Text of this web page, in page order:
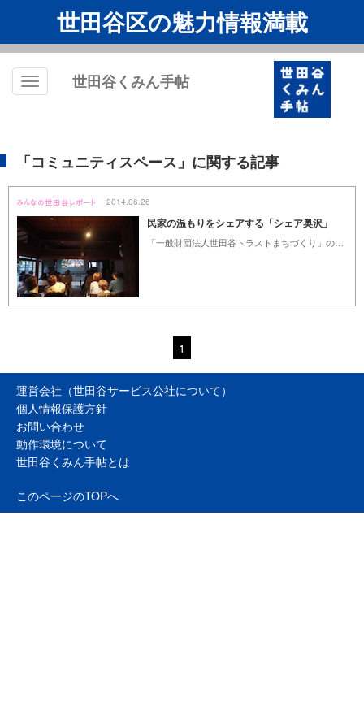
世田谷区の魅力情報満載
Toggle
世田谷くみん手帖
「コミュニティスペース」に関する記事
2014.06.26
民家の温もりをシェアする「シェア奥沢」
1
運営会社（世田谷サービス公社について）
個人情報保護方針
お問い合わせ
動作環境について
世田谷くみん手帖とは
このページのTOPへ